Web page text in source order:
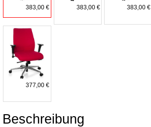
383,00 € 383,00 € 383,00 €
377,00 €
Beschreibung